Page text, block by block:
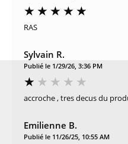
RAS
Sylvain R.
Publié le 1/29/26, 3:36 PM
accroche , tres decus du
Emilienne B.
Publié le 11/26/25, 10:55 AM